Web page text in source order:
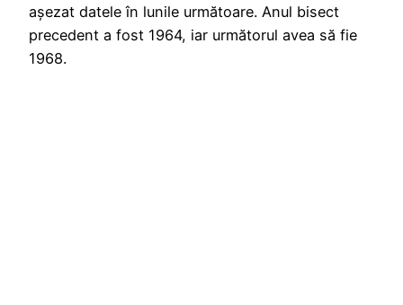
așezat datele în lunile următoare. Anul bisect
precedent a fost 1964, iar următorul avea să fie
1968.